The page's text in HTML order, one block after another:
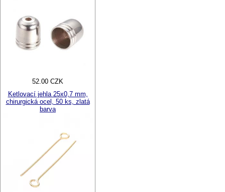
52.00 CZK
Ketlovací jehla 25x0,7 mm,
chirurgická ocel, 50 ks, zlatá
barva